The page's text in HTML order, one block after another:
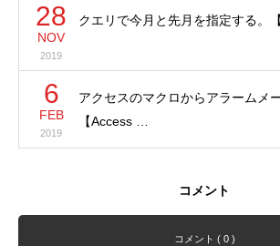
28
NOV
2019
クエリで今月と先月を指定する。
6
FEB
2019
アクセスのマクロからアラームメ
【Access …
コメント
コメント ( 0 )